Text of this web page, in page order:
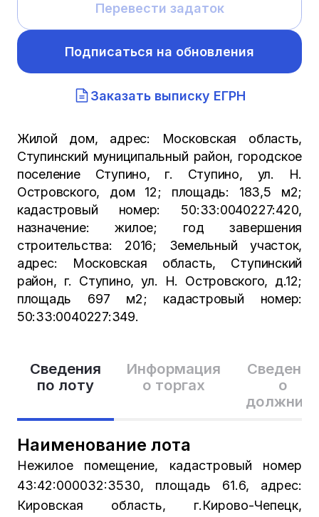
Сведения
по лоту
Информация
о торгах
Сведения
о
Наименование лота
Нежилое помещение, кадастровый номер
43:42:000032:3530, площадь 61.6, адрес:
Кировская область, г.Кирово-Чепецк,
Перевести задаток
Подписаться на обновления
Заказать выписку ЕГРН
Жилой дом, адрес: Московская область,
Ступинский муниципальный район, городское
поселение Ступино, г. Ступино, ул. Н.
Островского, дом 12; площадь: 183,5 м2;
кадастровый номер: 50:33:0040227:420,
назначение: жилое; год завершения
строительства: 2016; Земельный участок,
адрес: Московская область, Ступинский
район, г. Ступино, ул. Н. Островского, д.12;
площадь 697 м2; кадастровый номер:
50:33:0040227:349.